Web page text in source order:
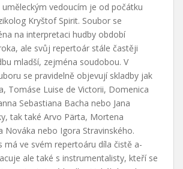
vedoucím je od počátku
Kryštof Spirit. Soubor se
na interpretaci hudby období
ale svůj repertoár stále častěji
mladší, zejména soudobou. V
se pravidelně objevují skladby jak
Tomáse Luise de Victorii, Domenica
Sebastiana Bacha nebo Jana
tak také Arvo Pärta, Mortena
Nováka nebo Igora Stravinského.
má ve svém repertoáru díla čistě a-
ale také s instrumentalisty, kteří se